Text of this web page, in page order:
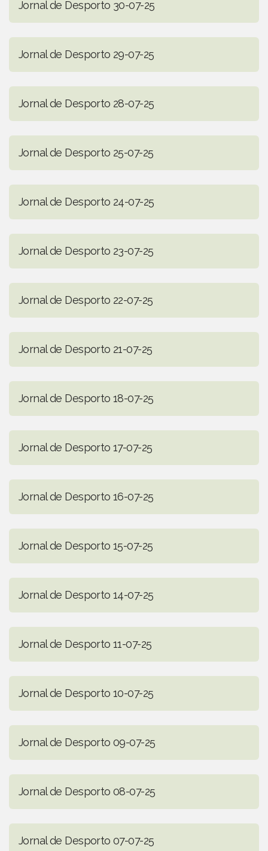
Jornal de Desporto 30-07-25
Jornal de Desporto 29-07-25
Jornal de Desporto 28-07-25
Jornal de Desporto 25-07-25
Jornal de Desporto 24-07-25
Jornal de Desporto 23-07-25
Jornal de Desporto 22-07-25
Jornal de Desporto 21-07-25
Jornal de Desporto 18-07-25
Jornal de Desporto 17-07-25
Jornal de Desporto 16-07-25
Jornal de Desporto 15-07-25
Jornal de Desporto 14-07-25
Jornal de Desporto 11-07-25
Jornal de Desporto 10-07-25
Jornal de Desporto 09-07-25
Jornal de Desporto 08-07-25
Jornal de Desporto 07-07-25